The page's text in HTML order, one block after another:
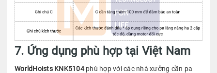
7. Ứng dụng phù hợp tại Việt Nam
WorldHoists KNK5104phù hợp với các nhà xưởng cần pa